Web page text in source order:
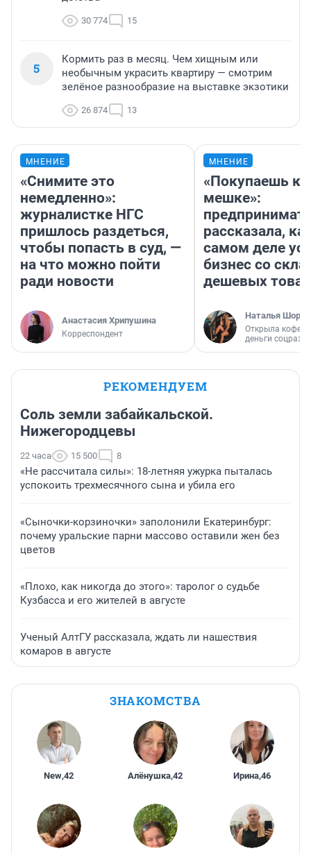
30 774 15
5
Кормить раз в месяц. Чем хищным или
необычным украсить квартиру — смотрим
зелёное разнообразие на выставке экзотики
26 874 13
МНЕНИЕ
«Снимите это
немедленно»:
журналистке НГС
пришлось раздеться,
чтобы попасть в суд, —
на что можно пойти
ради новости
Анастасия Хрипушина
Корреспондент
МНЕНИЕ
«Покупаешь
мешке»:
рассказала,
самом деле
бизнес со
дешевых
Наталья
Открыла
деньги
РЕКОМЕНДУЕМ
Соль земли забайкальской.
Нижегородцевы
22 часа 15 500 8
«Не рассчитала силы»: 18-летняя ужурка пыталась
успокоить трехмесячного сына и убила его
«Сыночки-корзиночки» заполонили Екатеринбург:
почему уральские парни массово оставили жен без
цветов
«Плохо, как никогда до этого»: таролог о судьбе
Кузбасса и его жителей в августе
Ученый АлтГУ рассказала, ждать ли нашествия
комаров в августе
ЗНАКОМСТВА
New,42 Алёнушка,42 Ирина,46